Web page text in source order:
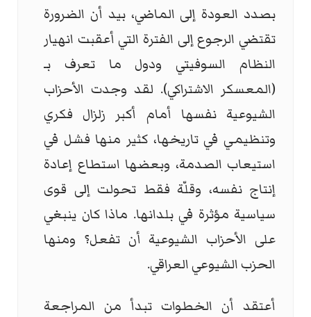
بصدد العودة إلى الماضي، بيد أن الضرورة
تقتضي الرجوع إلى الفترة التي أعقبت انهيار
النظام السوفيتي ودول ما تعرف بـ
(المعسكر الاشتراكي). لقد وجدت الأحزاب
الشيوعية نفسها أمام أكبر زلزال فكري
وتنظيمي في تاريخها، كثير منها فشل في
استيعاب الصدمة، وبعضها استطاع إعادة
إنتاج نفسه، وقلّة فقط تحولت إلى قوى
سياسية مؤثرة في بلدانها. ماذا كان ينبغي
على الأحزاب الشيوعية أن تفعل؟ ومنها
الحزب الشيوعي العراقي.
أعتقد أن الخطوات تبدأ من المراجعة